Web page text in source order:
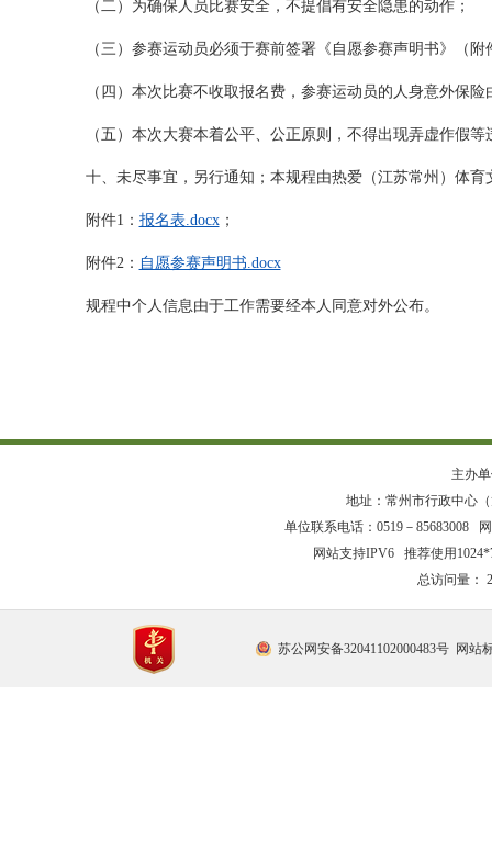
（二）为确保人员比赛安全，不提倡有安全隐患的动作；
（三）参赛运动员必须于赛前签署《自愿参赛声明书》（附
（四）本次比赛不收取报名费，参赛运动员的人身意外保
（五）本次大赛本着公平、公正原则，不得出现弄虚作假
十、未尽事宜，另行通知；本规程由热爱（江苏常州）体
附件1： 报名表.docx；
附件2： 自愿参赛声明书.docx
规程中个人信息由于工作需要经本人同意对外公布。
主办
地址：常州市行政中心
单位联系电话：0519－85683008
网站支持IPV6 推荐使用
总访问量：
苏公网安备32041102000483号 网站